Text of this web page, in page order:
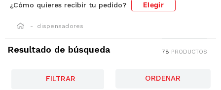
¿Cómo quieres recibir tu pedido? Elegir
dispensadores
Resultado de búsqueda 78 PRODUCTOS
FILTRAR